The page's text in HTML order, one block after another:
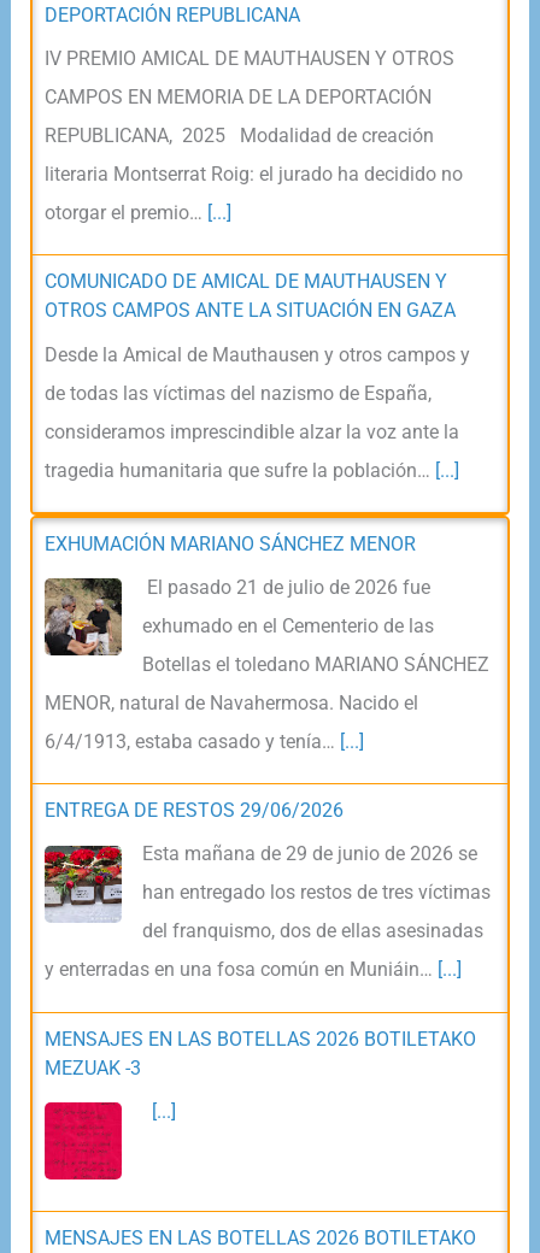
DEPORTACIÓN REPUBLICANA
IV PREMIO AMICAL DE MAUTHAUSEN Y OTROS
CAMPOS EN MEMORIA DE LA DEPORTACIÓN
REPUBLICANA, 2025 Modalidad de creación
literaria Montserrat Roig: el jurado ha decidido no
otorgar el premio… [...]
COMUNICADO DE AMICAL DE MAUTHAUSEN Y
OTROS CAMPOS ANTE LA SITUACIÓN EN GAZA
Desde la Amical de Mauthausen y otros campos y
de todas las víctimas del nazismo de España,
consideramos imprescindible alzar la voz ante la
tragedia humanitaria que sufre la población… [...]
EXHUMACIÓN MARIANO SÁNCHEZ MENOR
El pasado 21 de julio de 2026 fue
exhumado en el Cementerio de las
Botellas el toledano MARIANO SÁNCHEZ
MENOR, natural de Navahermosa. Nacido el
6/4/1913, estaba casado y tenía… [...]
ENTREGA DE RESTOS 29/06/2026
Esta mañana de 29 de junio de 2026 se
han entregado los restos de tres víctimas
del franquismo, dos de ellas asesinadas
y enterradas en una fosa común en Muniáin… [...]
MENSAJES EN LAS BOTELLAS 2026 BOTILETAKO
MEZUAK -3
[...]
MENSAJES EN LAS BOTELLAS 2026 BOTILETAKO